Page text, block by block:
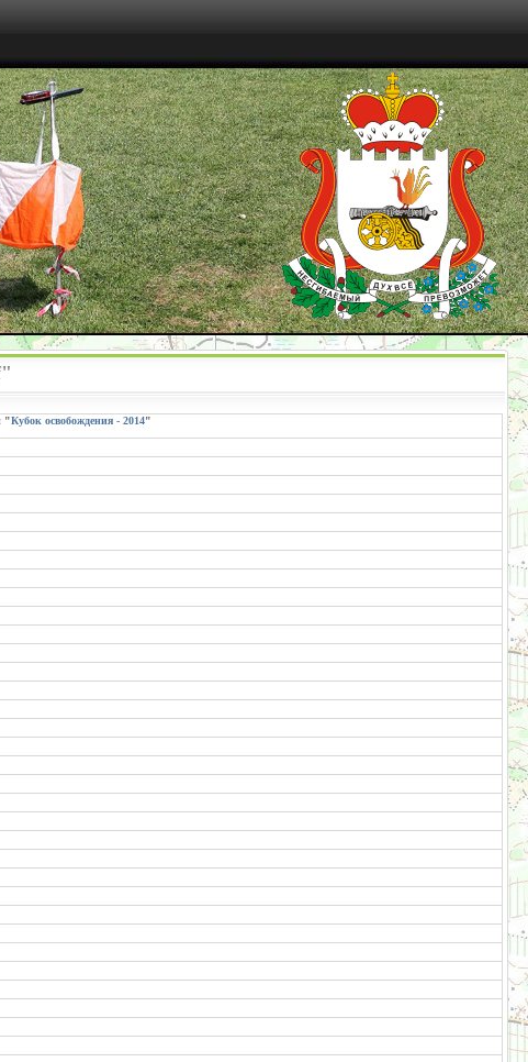
"Кубок освобождения - 2014"